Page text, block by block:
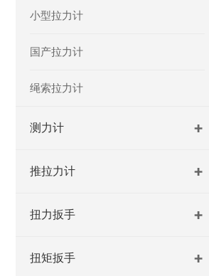
小型拉力计
国产拉力计
绳索拉力计
测力计
推拉力计
扭力扳手
扭矩扳手